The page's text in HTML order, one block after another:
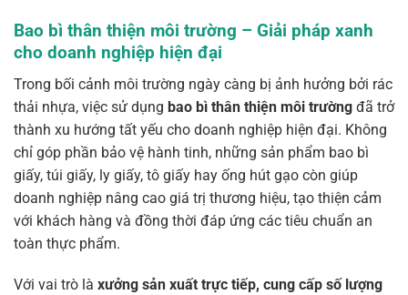
Bao bì thân thiện môi trường – Giải pháp xanh
cho doanh nghiệp hiện đại
Trong bối cảnh môi trường ngày càng bị ảnh hưởng bởi rác
thải nhựa, việc sử dụng bao bì thân thiện môi trường đã trở
thành xu hướng tất yếu cho doanh nghiệp hiện đại. Không
chỉ góp phần bảo vệ hành tinh, những sản phẩm bao bì
giấy, túi giấy, ly giấy, tô giấy hay ống hút gạo còn giúp
doanh nghiệp nâng cao giá trị thương hiệu, tạo thiện cảm
với khách hàng và đồng thời đáp ứng các tiêu chuẩn an
toàn thực phẩm.
Với vai trò là xưởng sản xuất trực tiếp, cung cấp số lượng